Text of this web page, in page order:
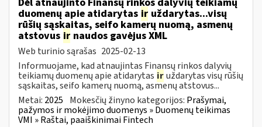
duomenų apie atidarytas ir uždarytas...visų
rūšių sąskaitas, seifo kamerų nuomą, asmenų
atstovus ir naudos gavėjus XML
Web turinio sąrašas 2025-02-13
Informuojame, kad atnaujintas Finansų rinkos dalyvių
teikiamų duomenų apie atidarytas iruždarytas visų rūšių
sąskaitas, seifo kamerų nuomą, asmenų atstovus...
Metai: 2025 Mokesčių žinyno kategorijos: Prašymai,
pažymos ir mokėjimo duomenys » Duomenų teikimas
VMI » Raštai, paaiškinimai Fintech